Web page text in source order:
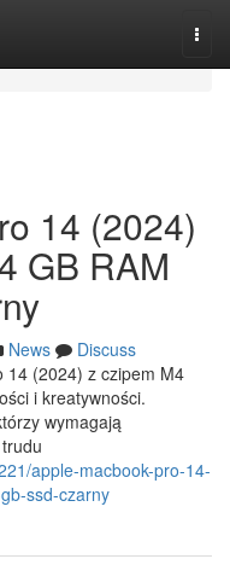
14 (2024)
GB RAM
News
Discuss
14 (2024) z czipem M4
i kreatywności.
wymagają
apple-macbook-pro-14-
ssd-czarny